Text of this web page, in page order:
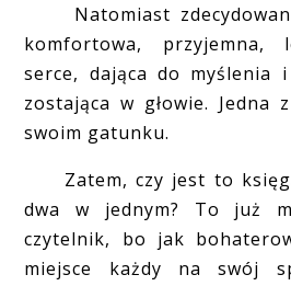
Natomiast
komfortowa, przyjemna,
serce, dająca do myślenia
zostająca w głowie. Jedna
swoim gatunku.
Zatem, czy jest to
dwa w jednym? To już
czytelnik, bo jak
miejsce każdy na swój